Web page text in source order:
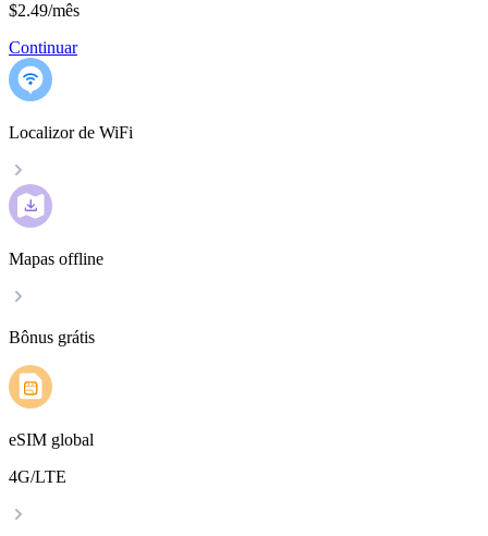
$2.49/mês
Continuar
Localizor de WiFi
Mapas offline
Bônus grátis
eSIM global
4G/LTE